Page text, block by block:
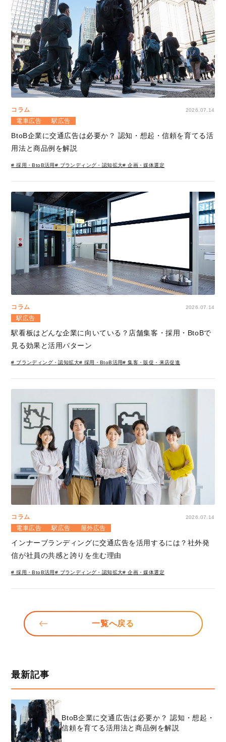
コラム 2026.07.14
電車広告 駅広告
BtoB企業に交通広告は必要か？ 認知・想起・信頼を育てる活
用法と商品例を解説
# 採用・BtoB活用# ブランディング・認知拡大# 企画・媒体選定
コラム 2026.07.14
駅広告
駅看板はどんな企業に向いている？店舗集客・採用・BtoBで
見る効果と活用パターン
# ブランディング・認知拡大# 採用・BtoB活用# 集客・販促・来店促進
コラム 2026.07.14
電車広告 駅広告 屋外広告
インナーブランディングに交通広告を活用するには？社外発
信が社員の共感と誇りを生む理由
# 採用・BtoB活用# ブランディング・認知拡大# 企画・媒体選定
一覧へ戻る
最新記事
BtoB企業に交通広告は必要か？ 認知・想起・
信頼を育てる活用法と商品例を解説